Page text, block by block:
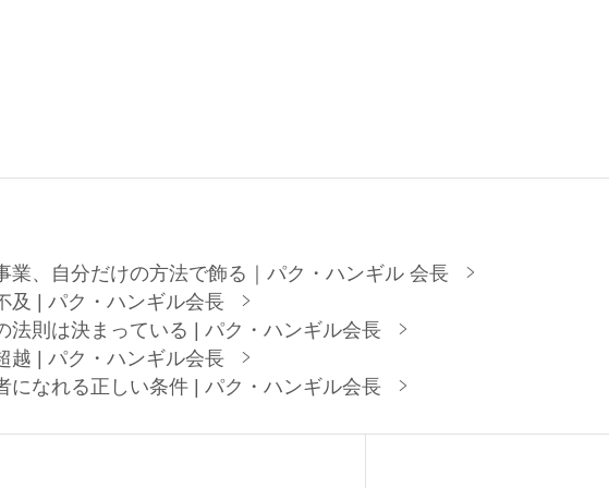
業、自分だけの方法で飾る｜パク・ハンギル 会長
及 | パク・ハンギル会長
法則は決まっている | パク・ハンギル会長
越 | パク・ハンギル会長
になれる正しい条件 | パク・ハンギル会長